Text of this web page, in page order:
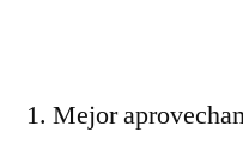
Mejor